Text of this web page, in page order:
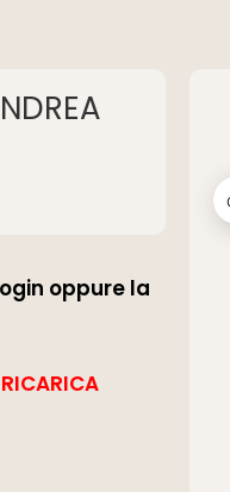
oppure la
RICARICA